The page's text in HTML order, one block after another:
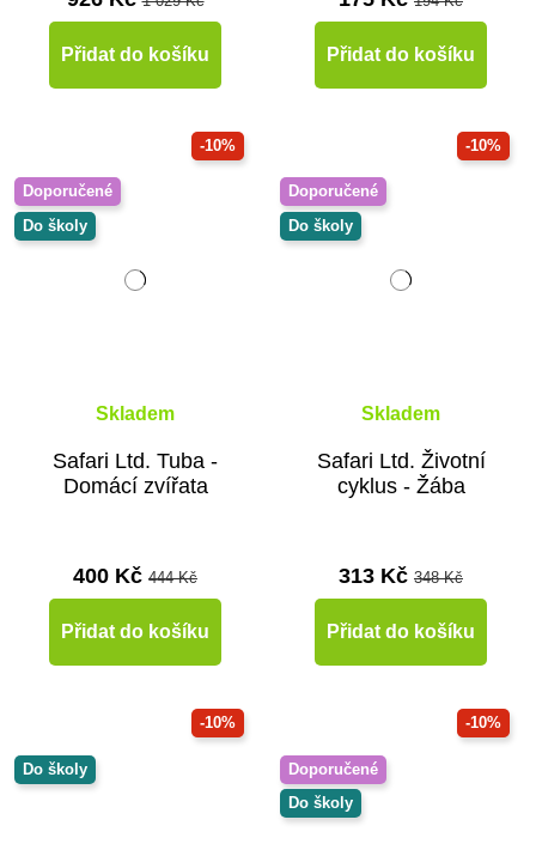
Přidat do košíku Přidat do košíku
-10%
Doporučené
Do školy
Skladem
Safari Ltd. Tuba -
Domácí zvířata
400 Kč 444 Kč
Přidat do košíku
-10%
Doporučené
Do školy
Skladem
Safari Ltd. Životní
cyklus - Žába
313 Kč 348 Kč
Přidat do košíku
-10%
Do školy
-10%
Doporučené
Do školy